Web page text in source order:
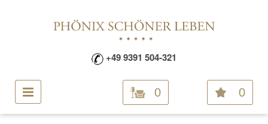
+49 9391 504-321
0 0